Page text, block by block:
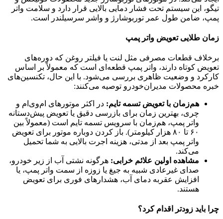
تیگو، این سیستم تحت فشار دمایی بالایی قرار دارد و سلامت واتر
پمپ، ضامن طول عمر توربوشارژ و واشر سرسیلندر است.
زمان طلایی تعویض واتر پمپ
برخلاف قطعات مصرفی مثل لنت یا فیلتر روغن که دوره‌های
تعویض کوتاه دارند، واتر پمپ قطعه‌ای است که معمولاً بر اساس
کارکرد و وضعیت ظاهری بررسی می‌شود. با این حال، تکنسین‌های
خبره محصولات مدیران‌خودرو توصیه می‌کنند:
هم‌زمان با تعویض تسمه تایم: در اکثر موتورهای ام‌وی‌ام و
چری، بهترین زمان برای بازرسی دقیق یا تعویض پیش‌دستانه
واتر پمپ، هم‌زمان با سرویس تسمه تایم است (معمولاً بین
۶۰ تا ۸۰ هزار کیلومتر). باز کردن دوباره موتور برای تعویض
واتر پمپ بعد از مدتی، هزینه اجرت بالایی به شما تحمیل
می‌کند.
مشاهده اولین علائم خرابی: هرگونه نشتی آب از زیر خودرو،
صدای غیرعادی شبیه به جیغ یا زوزه از سمت واتر پمپ، یا
افزایش عقربه دمای آب، هشدارهای فوری برای تعویض
هستند.
چرا باید زودتر اقدام کرد؟